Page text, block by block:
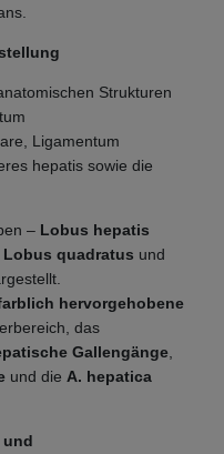
Strukturen
Ligamentum
hepatis sowie die
– Lobus hepatis
Lobus quadratus und
hervorgehobene
das
Gallengänge
und die A. hepatica
und